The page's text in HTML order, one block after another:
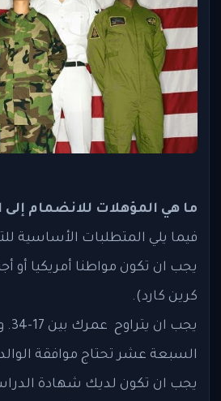
ما هي المؤهلات للانضمام
فيما يلي المتطلبات الأساسية
يجب ان تكون مواطنا أمريكيا أو
كرين كارد).
السبعة عشر تحتاج موافقة
يجب ان تكون لديك شهادة